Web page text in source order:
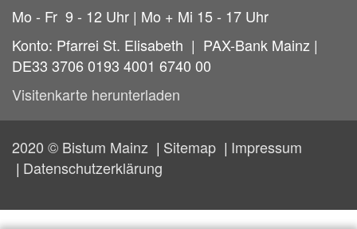
Mo - Fr 9 - 12 Uhr | Mo + Mi 15 - 17 Uhr
Konto: Pfarrei St. Elisabeth | PAX-Bank Mainz |
DE33 3706 0193 4001 6740 00
Visitenkarte herunterladen
2020 © Bistum Mainz Sitemap
Impressum
Datenschutzerklärung